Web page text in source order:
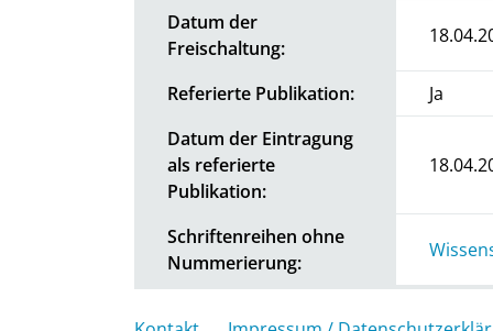
Datum der
Freischaltung:
Referierte Publikation:
Ja
Datum der Eintragung
als referierte
Publikation:
Schriftenreihen ohne
Nummerierung: